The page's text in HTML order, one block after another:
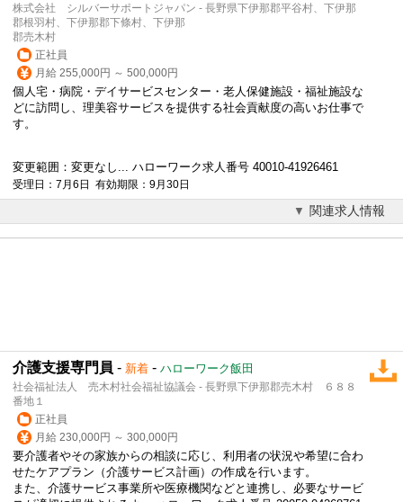
株式会社 シルバーサポートジャパン - 長野県下伊那郡平谷村、下伊那
郡根羽村、下伊那郡下條村、下伊那
郡売木村
正社員
月給 255,000円 ～ 500,000円
個人宅・病院・デイサービスセンター・老人保健施設・福祉施設な
どに訪問し、理美容サービスを提供する社会貢献度の高いお仕事で
す。
変更範囲：変更なし... ハローワーク求人番号 40010-41926461
受理日：7月6日 有効期限：9月30日
関連求人情報
介護支援専門員 - 新着 - ハローワーク飯田
社会福祉法人 売木村社会福祉協議会 - 長野県下伊那郡売木村 ６８８
番地１
正社員
月給 230,000円 ～ 300,000円
要介護者やその家族からの相談に応じ、利用者の状況や希望に合わ
せたケアプラン（介護サービス計画）の作成を行います。
また、介護サービス事業所や医療機関などと連携し、必要なサービ